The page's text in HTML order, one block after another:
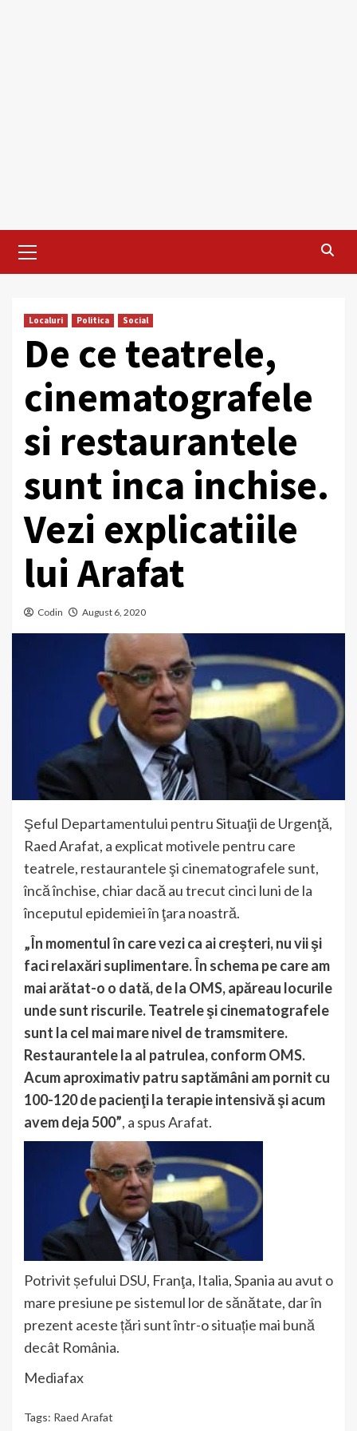
Menu
Localuri Politica Social
De ce teatrele,
cinematografele
si restaurantele
sunt inca inchise.
Vezi explicatiile
lui Arafat
Codin August 6, 2020
Şeful Departamentului pentru Situaţii de Urgenţă,
Raed Arafat, a explicat motivele pentru care
teatrele, restaurantele şi cinematografele sunt,
încă închise, chiar dacă au trecut cinci luni de la
începutul epidemiei în ţara noastră.
„În momentul în care vezi ca ai creşteri, nu vii şi
faci relaxări suplimentare. În schema pe care am
mai arătat-o o dată, de la OMS, apăreau locurile
unde sunt riscurile. Teatrele şi cinematografele
sunt la cel mai mare nivel de tramsmitere.
Restaurantele la al patrulea, conform OMS.
Acum aproximativ patru saptămâni am pornit cu
100-120 de pacienţi la terapie intensivă şi acum
avem deja 500”, a spus Arafat.
Potrivit șefului DSU, Franţa, Italia, Spania au avut o
mare presiune pe sistemul lor de sănătate, dar în
prezent aceste țări sunt într-o situație mai bună
decât România.
Mediafax
Tags: Raed Arafat